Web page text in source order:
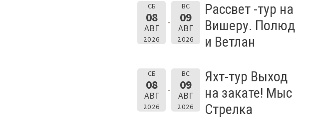
СБ
08
АВГ
2026
ВС
09
АВГ
2026
Рассвет -тур на
Вишеру. Полюд
и Ветлан
СБ
08
АВГ
2026
ВС
09
АВГ
2026
Яхт-тур Выход
на закате! Мыс
Стрелка